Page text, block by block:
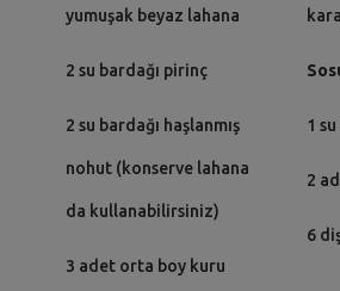
yumuşak beyaz lahana
2 su bardağı pirinç
2 su bardağı haşlanmış
nohut (konserve lahana
da kullanabilirsiniz)
3 adet orta boy kuru
1
2
6